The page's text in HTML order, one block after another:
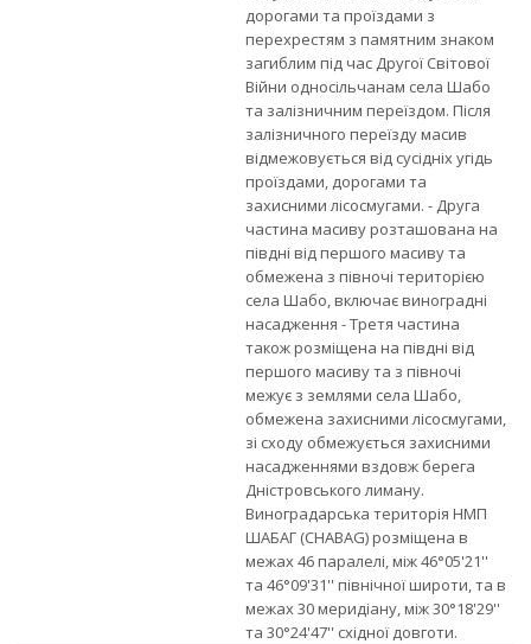
дорогами та проїздами з
перехрестям з памятним знаком
загиблим під час Другої Світової
Війни односільчанам села Шабо
та залізничним переїздом. Після
залізничного переїзду масив
відмежовується від сусідніх угідь
проїздами, дорогами та
захисними лісосмугами. - Друга
частина масиву розташована на
півдні від першого масиву та
обмежена з півночі територією
села Шабо, включає виноградні
насадження - Третя частина
також розміщена на півдні від
першого масиву та з півночі
межує з землями села Шабо,
обмежена захисними лісосмугами,
зі сходу обмежується захисними
насадженнями вздовж берега
Дністровського лиману.
Виноградарська територія НМП
ШАБАГ (CHABAG) розміщена в
межах 46 паралелі, між 46°05'21''
та 46°09'31'' північної широти, та в
межах 30 меридіану, між 30°18'29''
та 30°24'47'' східної довготи.